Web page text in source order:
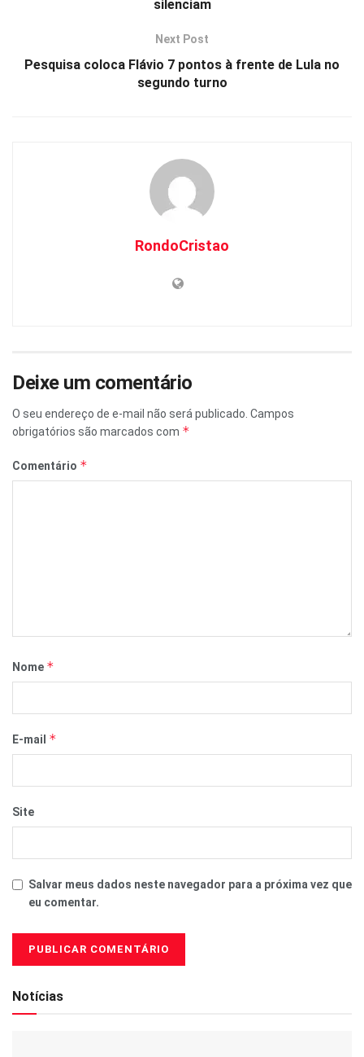
silenciam
Next Post
Pesquisa coloca Flávio 7 pontos à frente de Lula no
segundo turno
RondoCristao
Deixe um comentário
O seu endereço de e-mail não será publicado. Campos
obrigatórios são marcados com *
Comentário *
Nome *
E-mail *
Site
Salvar meus dados neste navegador para a próxima vez que
eu comentar.
Notícias